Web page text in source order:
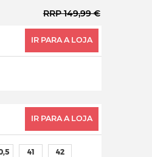
RRP 149,99 €
IR PARA A LOJA
IR PARA A LOJA
41 42